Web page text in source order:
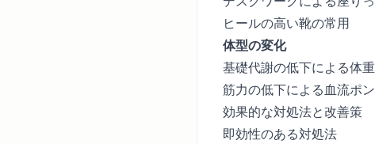
ヒールの高い靴の常用
体型の変化
基礎代謝の低下による体
筋力の低下による血流ポ
効果的な対処法と改善策
即効性のある対処法